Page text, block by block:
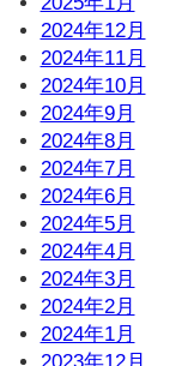
2024年12月
2024年11月
2024年10月
2024年9月
2024年8月
2024年7月
2024年6月
2024年5月
2024年4月
2024年3月
2024年2月
2024年1月